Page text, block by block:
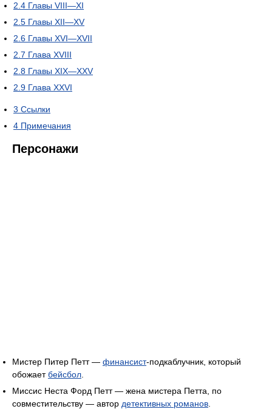
2.4 Главы VIII—XI
2.5 Главы XII—XV
2.6 Главы XVI—XVII
2.7 Глава XVIII
2.8 Главы XIX—XXV
2.9 Глава XXVI
3 Ссылки
4 Примечания
Персонажи
Мистер Питер Петт — финансист-подкаблучник, который
обожаетбейсбол.
Миссис Неста Форд Петт — жена мистера Петта, по
совместительству — автор детективных романов.